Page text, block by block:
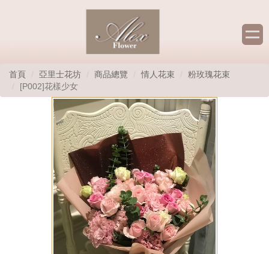
首頁 亞里士花坊 商品總覽 情人花束
粉玫瑰花束
[P002]花樣少女